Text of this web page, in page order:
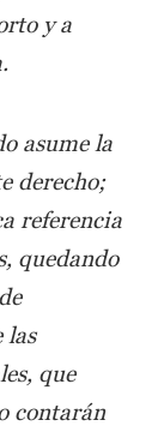
y a
asume la
derecho;
referencia
quedando
las
que
contarán